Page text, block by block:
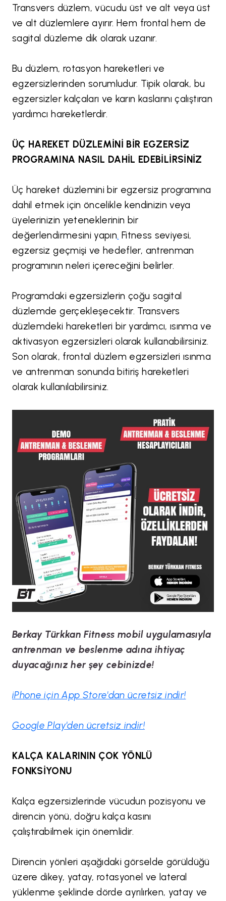
Transvers düzlem, vücudu üst ve alt veya üst
ve alt düzlemlere ayırır. Hem frontal hem de
sagital düzleme dik olarak uzanır.
Bu düzlem, rotasyon hareketleri ve
egzersizlerinden sorumludur. Tipik olarak, bu
egzersizler kalçaları ve karın kaslarını çalıştıran
yardımcı hareketlerdir.
ÜÇ HAREKET DÜZLEMİNİ BİR EGZERSİZ
PROGRAMINA NASIL DAHİL EDEBİLİRSİNİZ
Üç hareket düzlemini bir egzersiz programına
dahil etmek için öncelikle kendinizin veya
üyelerinizin yeteneklerinin bir
değerlendirmesini yapın. Fitness seviyesi,
egzersiz geçmişi ve hedefler, antrenman
programının neleri içereceğini belirler.
Programdaki egzersizlerin çoğu sagital
düzlemde gerçekleşecektir. Transvers
düzlemdeki hareketleri bir yardımcı, ısınma ve
aktivasyon egzersizleri olarak kullanabilirsiniz.
Son olarak, frontal düzlem egzersizleri ısınma
ve antrenman sonunda bitiriş hareketleri
olarak kullanılabilirsiniz.
Berkay Türkkan Fitness mobil uygulamasıyla
antrenman ve beslenme adına ihtiyaç
duyacağınız her şey cebinizde!
iPhone için App Store'dan ücretsiz indir!
Google Play'den ücretsiz indir!
KALÇA KALARININ ÇOK YÖNLÜ
FONKSİYONU
Kalça egzersizlerinde vücudun pozisyonu ve
direncin yönü, doğru kalça kasını
çalıştırabilmek için önemlidir.
Direncin yönleri aşağıdaki görselde görüldüğü
üzere dikey, yatay, rotasyonel ve lateral
yüklenme şeklinde dörde ayrılırken, yatay ve